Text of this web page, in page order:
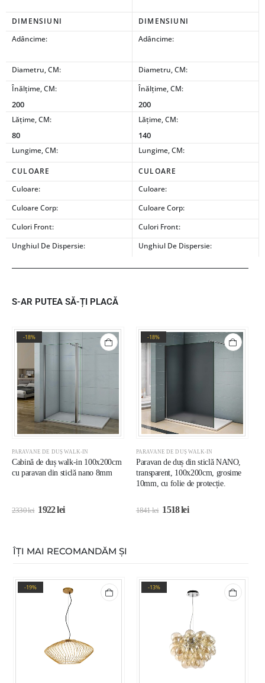
DIMENSIUNI
DIMENSIUNI
Adâncime:
Adâncime:
Diametru, CM:
Diametru, CM:
Înălțime, CM:
200
Înălțime, CM:
200
Lățime, CM:
80
Lățime, CM:
140
Lungime, CM: Lungime, CM:
CULOARE
CULOARE
Culoare:
Culoare:
Culoare Corp:
Culoare Corp:
Culori Front:
Culori Front:
Unghiul De Dispersie:
Unghiul De Dispersie:
S-AR PUTEA SĂ-ȚI PLACĂ
-18%
PARAVANE DE DUȘ WALK-IN
Cabină de duș walk-in 100x200cm
cu paravan din sticlă nano 8mm
2330lei 1922lei
-18%
PARAVANE DE DUȘ WALK-IN
Paravan de duș din sticlă NANO,
transparent, 100x200cm, grosime
10mm, cu folie de protecție.
1841lei 1518lei
ÎȚI MAI RECOMANDĂM ȘI
-19% -13%